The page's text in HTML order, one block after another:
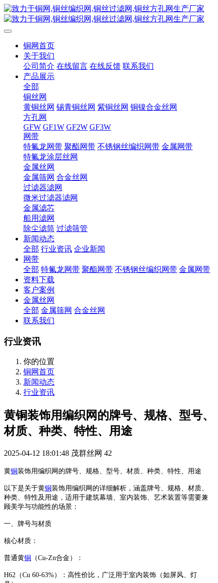
铜网首页
关于我们
公司简介 在线留言 在线反馈 联系我们
产品展示
全部
铜丝网
黄铜丝网 锡青铜丝网 紫铜丝网 铜镍合金丝网
方孔网
GFW GF1W GF2W GF3W
网带
特氟龙网带 聚酯网带 不锈钢丝编织网带 金属网带
特氟龙涂层丝网
金属丝网
金属筛网 合金丝网
过滤器滤网
微米过滤器滤网
金属滤芯
船用滤网
除尘滤筒 过滤筛管
新闻动态
全部 行业资讯 企业新闻
网带
全部 特氟龙网带 聚酯网带 不锈钢丝编织网带 金属网带
资料下载
客户案例
金属丝网
全部 金属筛网 合金丝网
联系我们
行业资讯
你的位置
铜网首页
新闻动态
行业资讯
黄铜装饰用编织网的牌号、规格、型号、
材质、种类、特性、用途
2025-04-12 18:01:48 茂群丝网 42
黄铜装饰用编织网的牌号、规格、型号、材质、种类、特性、用途
以下是关于‌黄铜装饰用编织网‌的详细解析，涵盖牌号、规格、材质、
种类、特性及用途，适用于建筑幕墙、室内装饰、艺术装置等需要兼
顾美学与功能性的场景：
‌一、牌号与材质‌
‌核心材质‌：
‌普通黄铜 （Cu-Zn合金）‌：
‌H62‌（Cu 60-63%）：高性价比，广泛用于室内装饰（如屏风、灯